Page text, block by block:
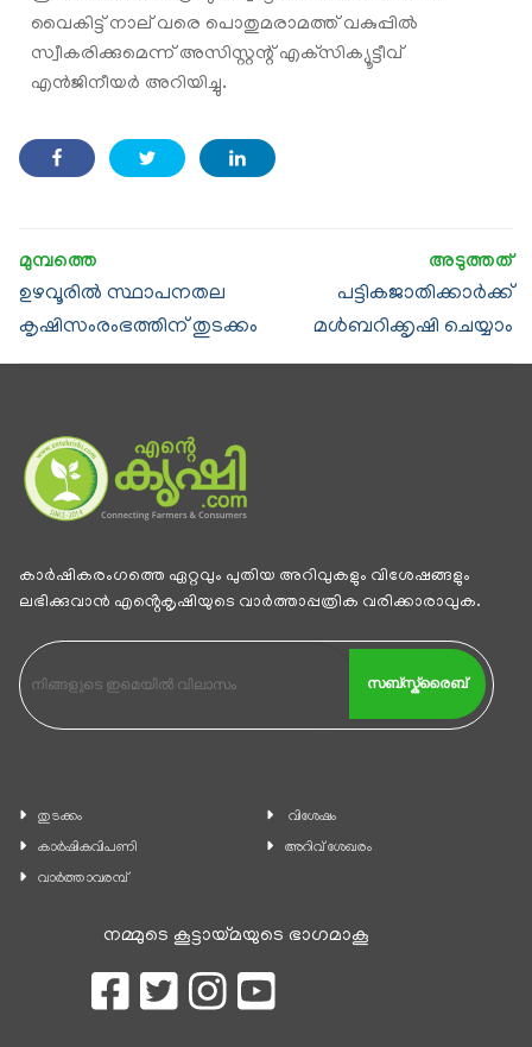
വൈകിട്ട് നാല് വരെ പൊതുമരാമത്ത് വകുപ്പില്‍
സ്വീകരിക്കുമെന്ന് അസിസ്റ്റന്റ് എക്‌സിക്യൂട്ടീവ്
എന്‍ജിനീയര്‍ അറിയിച്ചു.
ഉഴവൂരിൽ സ്ഥാപനതല
കൃഷിസംരംഭത്തിന് തുടക്കം
പട്ടികജാതിക്കാര്‍ക്ക്
മള്‍ബറിക്കൃഷി ചെയ്യാം
കാര്‍ഷികരംഗത്തെ ഏറ്റവും പുതിയ അറിവുകളും വിശേഷങ്ങളും
ലഭിക്കുവാന്‍ എൻ്റെകൃഷിയുടെ വാര്‍ത്താപ്പത്രിക വരിക്കാരാവുക.
സബ്സ്ക്രൈബ്
തുടക്കം
കാ‍ർഷികവിപണി
വാര്‍ത്താവരമ്പ്
വിശേഷം
അറിവ് ശേഖരം
നമ്മുടെ കൂട്ടായ്മയുടെ ഭാഗമാകൂ